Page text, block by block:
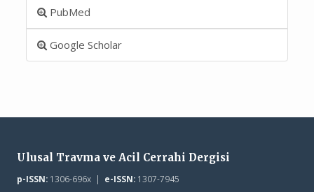
PubMed
Google Scholar
Ulusal Travma ve Acil Cerrahi Dergisi
p-ISSN:1306-696x | e-ISSN:1307-7945